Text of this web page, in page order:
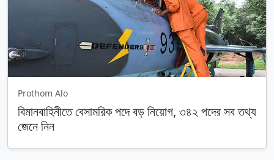
Prothom Alo
বিমানবাহিনীতে বেসামরিক পদে বড় নিয়োগ, ৩৪২ পদের সব তথ্য
জেনে নিন